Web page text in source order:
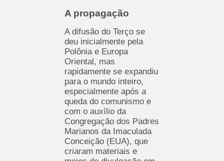
A propagação
A difusão do Terço se
deu inicialmente pela
Polônia e Europa
Oriental, mas
rapidamente se expandiu
para o mundo inteiro,
especialmente após a
queda do comunismo e
com o auxílio da
Congregação dos Padres
Marianos da Imaculada
Conceição (EUA), que
criaram materiais e